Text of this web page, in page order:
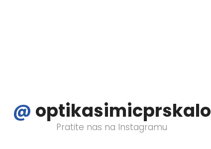
@ optikasimicprskalo
Pratite nas na Instagramu